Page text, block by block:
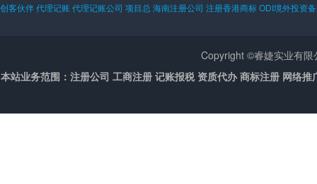
创客伙伴代理记账 代理记账公司 项目总 海南注册公司 注册香港商标ODI境外投资
Copyright ©睿婕实业有
本站业务范围：注册公司 工商注册 记账报税 资质代办 商标注册 网络